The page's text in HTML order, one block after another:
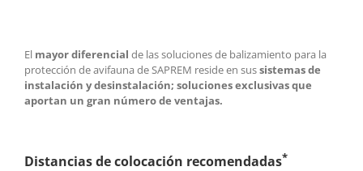
Elmayor diferencial de las soluciones de balizamiento para la
protección de avifauna de SAPREM reside en sussistemas de
instalación y desinstalación; soluciones exclusivas que
aportan un gran número de ventajas.
Distancias de colocación recomendadas*